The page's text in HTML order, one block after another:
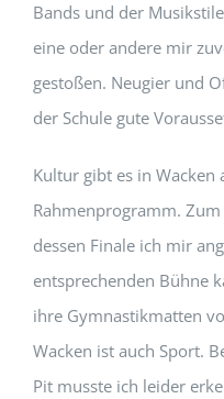
Bands und der
eine oder andere mir
gestoßen. Neugier und
der Schule gute
Kultur gibt es in Wacken
Rahmenprogramm.
dessen Finale ich mir
entsprechenden Bühne
ihre Gymnastikmatten
Wacken ist auch Sport.
Pit musste ich leider